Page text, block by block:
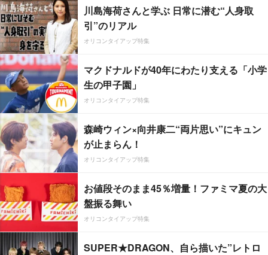
川島海荷さんと学ぶ 日常に潜む“人身取
引”のリアル
オリコンタイアップ特集
マクドナルドが40年にわたり支える「小学
生の甲子園」
オリコンタイアップ特集
森崎ウィン×向井康二“両片思い”にキュン
が止まらん！
オリコンタイアップ特集
お値段そのまま45％増量！ファミマ夏の大
盤振る舞い
オリコンタイアップ特集
SUPER★DRAGON、自ら描いた”レトロ